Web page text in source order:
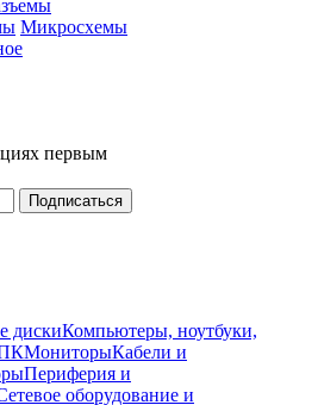
Микросхемы
первым
дискиКомпьютеры, ноутбуки,
МониторыКабели и
Периферия и
оборудование и